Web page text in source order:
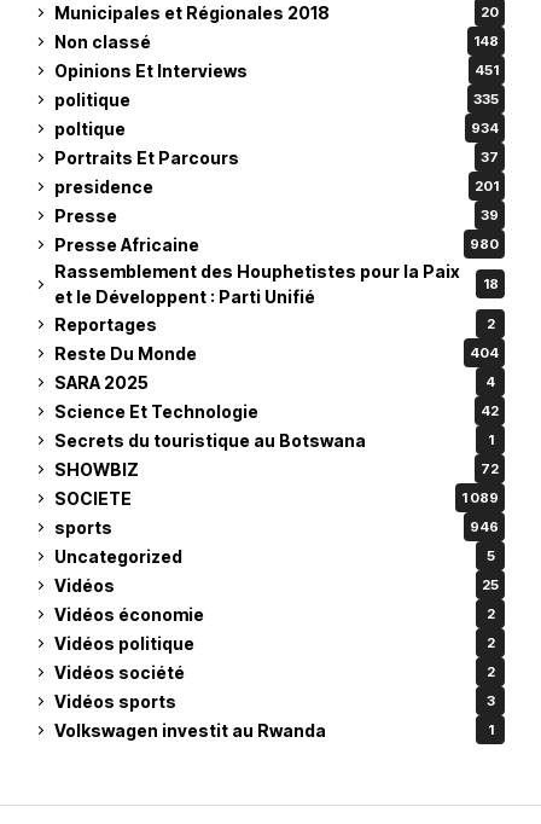
Municipales et Régionales 2018 20
Non classé 148
Opinions Et Interviews 451
politique 335
poltique 934
Portraits Et Parcours 37
presidence 201
Presse 39
Presse Africaine 980
Rassemblement des Houphetistes pour la Paix
et le Développent : Parti Unifié
18
Reportages 2
Reste Du Monde 404
SARA 2025 4
Science Et Technologie 42
Secrets du touristique au Botswana 1
SHOWBIZ 72
SOCIETE 1 089
sports 946
Uncategorized 5
Vidéos 25
Vidéos économie 2
Vidéos politique 2
Vidéos société 2
Vidéos sports 3
Volkswagen investit au Rwanda 1